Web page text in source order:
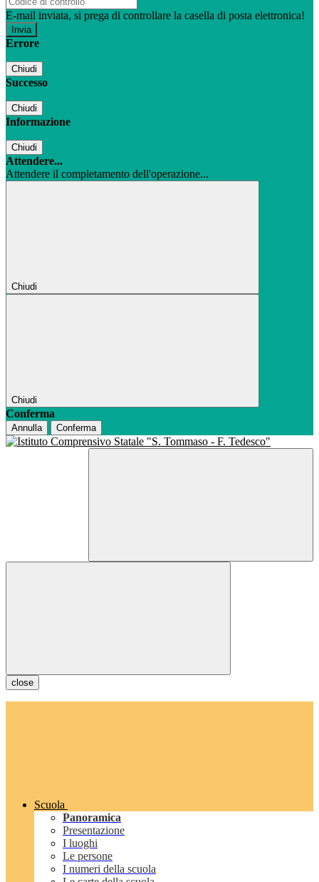
E-mail inviata, si prega di controllare la casella di posta elettronica!
Errore
Chiudi
Successo
Chiudi
Informazione
Chiudi
Attendere...
Attendere il completamento dell'operazione...
Chiudi
Chiudi
Conferma
Annulla Conferma
close
Scuola
Panoramica
Presentazione
I luoghi
Le persone
I numeri della scuola